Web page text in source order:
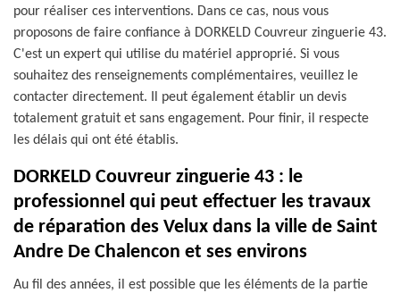
pour réaliser ces interventions. Dans ce cas, nous vous
proposons de faire confiance à DORKELD Couvreur zinguerie 43.
C'est un expert qui utilise du matériel approprié. Si vous
souhaitez des renseignements complémentaires, veuillez le
contacter directement. Il peut également établir un devis
totalement gratuit et sans engagement. Pour finir, il respecte
les délais qui ont été établis.
DORKELD Couvreur zinguerie 43 : le
professionnel qui peut effectuer les travaux
de réparation des Velux dans la ville de Saint
Andre De Chalencon et ses environs
Au fil des années, il est possible que les éléments de la partie